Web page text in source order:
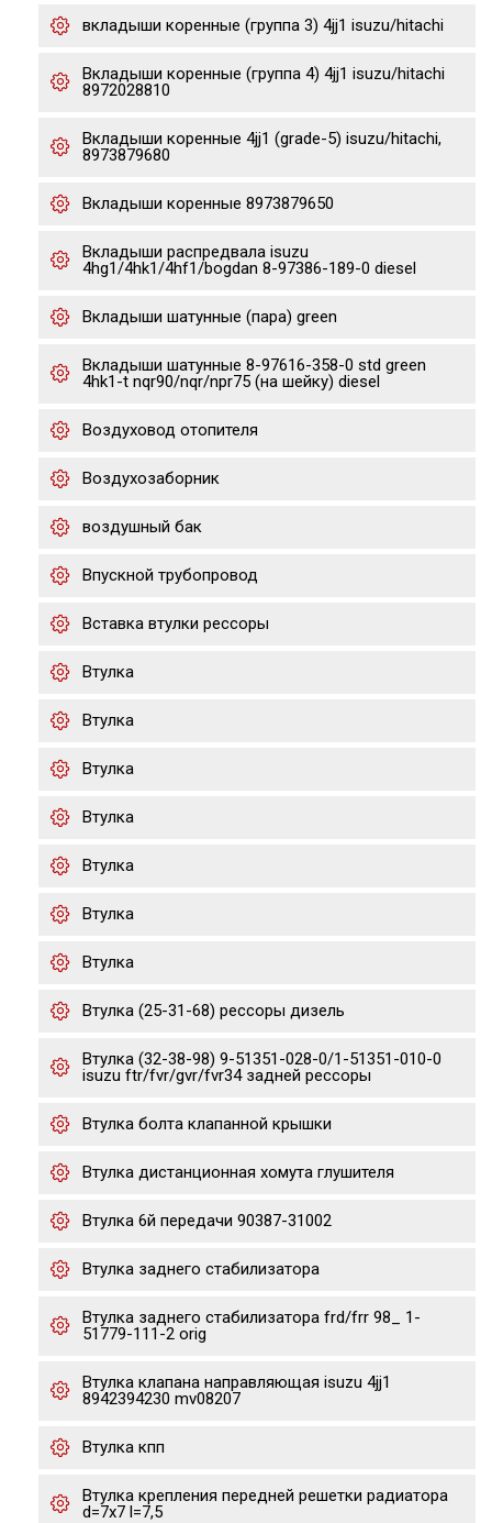
вкладыши коренные (группа 3) 4jj1 isuzu/hitachi
Вкладыши коренные (группа 4) 4jj1 isuzu/hitachi
8972028810
Вкладыши коренные 4jj1 (grade-5) isuzu/hitachi,
8973879680
Вкладыши коренные 8973879650
Вкладыши распредвала isuzu
4hg1/4hk1/4hf1/bogdan 8-97386-189-0 diesel
Вкладыши шатунные (пара) green
Вкладыши шатунные 8-97616-358-0 std green
4hk1-t nqr90/nqr/npr75 (на шейку) diesel
Воздуховод отопителя
Воздухозаборник
воздушный бак
Впускной трубопровод
Вставка втулки рессоры
Втулка
Втулка
Втулка
Втулка
Втулка
Втулка
Втулка
Втулка (25-31-68) рессоры дизель
Втулка (32-38-98) 9-51351-028-0/1-51351-010-0
isuzu ftr/fvr/gvr/fvr34 задней рессоры
Втулка болта клапанной крышки
Втулка дистанционная хомута глушителя
Втулка 6й передачи 90387-31002
Втулка заднего стабилизатора
Втулка заднего стабилизатора frd/frr 98_ 1-
51779-111-2 orig
Втулка клапана направляющая isuzu 4jj1
8942394230 mv08207
Втулка кпп
Втулка крепления передней решетки радиатора
d=7x7 l=7,5